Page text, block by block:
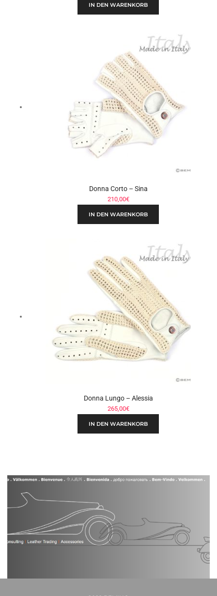
IN DEN WARENKORB
Donna Corto – Sina
210,00€
IN DEN WARENKORB
Donna Lungo – Alessia
265,00€
IN DEN WARENKORB